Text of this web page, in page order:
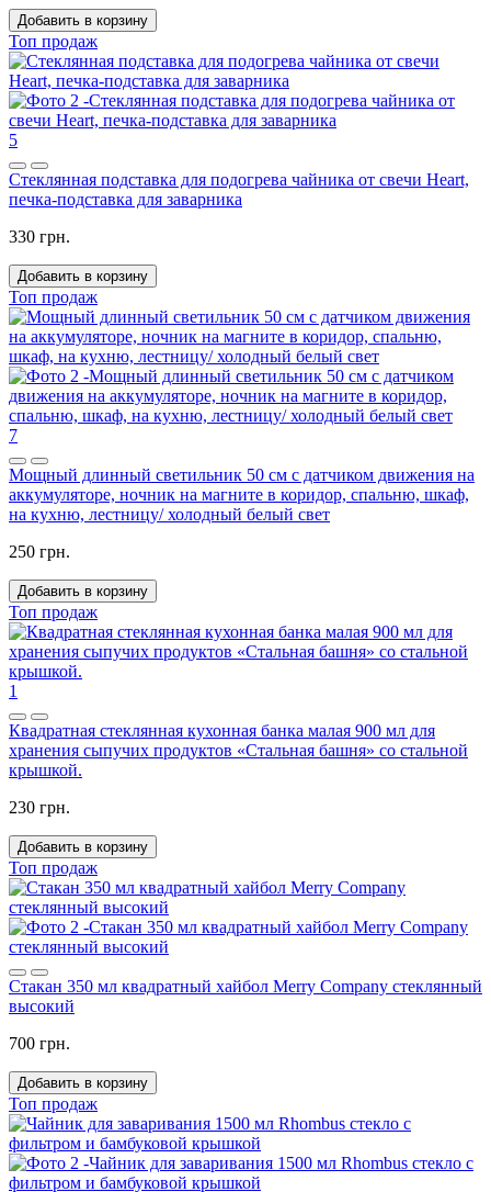
Добавить в корзину
Топ продаж
5
Стеклянная подставка для подогрева чайника от свечи Heart,
печка-подставка для заварника
330 грн.
Добавить в корзину
Топ продаж
7
Мощный длинный светильник 50 см с датчиком движения на
аккумуляторе, ночник на магните в коридор, спальню, шкаф,
на кухню, лестницу/ холодный белый свет
250 грн.
Добавить в корзину
Топ продаж
1
Квадратная стеклянная кухонная банка малая 900 мл для
хранения сыпучих продуктов «Стальная башня» со стальной
крышкой.
230 грн.
Добавить в корзину
Топ продаж
Стакан 350 мл квадратный хайбол Merry Company стеклянный
высокий
700 грн.
Добавить в корзину
Топ продаж